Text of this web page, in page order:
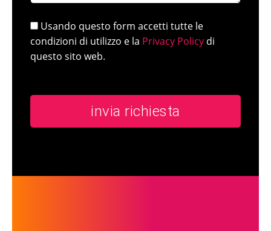
Usando questo form accetti tutte le
condizioni di utilizzo e la Privacy Policy di
questo sito web.
invia richiesta